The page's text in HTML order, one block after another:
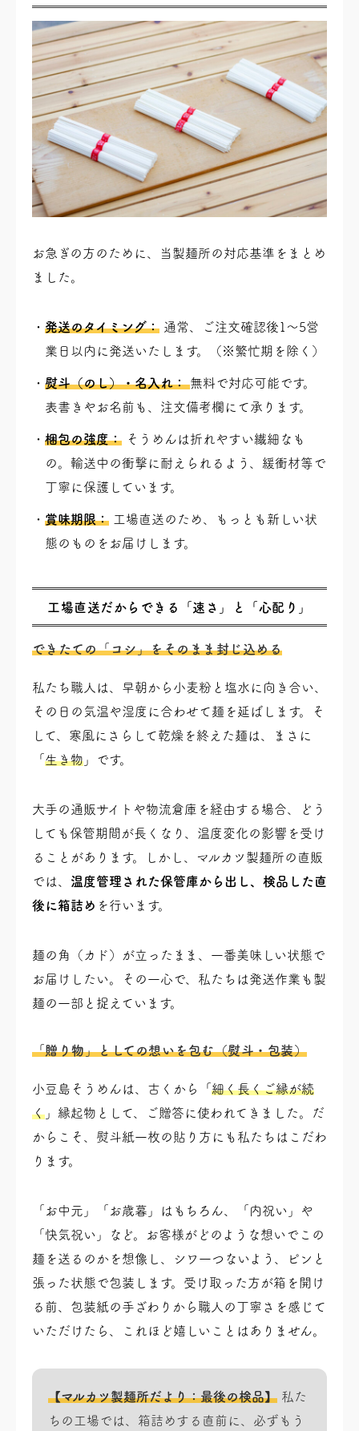
お急ぎの方のために、当製麺所の対応基準をまとめ
ました。
発送のタイミング： 通常、ご注文確認後1〜5営
業日以内に発送いたします。（※繁忙期を除く）
熨斗（のし）・名入れ： 無料で対応可能です。
表書きやお名前も、注文備考欄にて承ります。
梱包の強度： そうめんは折れやすい繊細なも
の。輸送中の衝撃に耐えられるよう、緩衝材等で
丁寧に保護しています。
賞味期限： 工場直送のため、もっとも新しい状
態のものをお届けします。
工場直送だからできる「速さ」と「心配り」
できたての「コシ」をそのまま封じ込める
私たち職人は、早朝から小麦粉と塩水に向き合い、
その日の気温や湿度に合わせて麺を延ばします。そ
して、寒風にさらして乾燥を終えた麺は、まさに
「 生き物 」です。
大手の通販サイトや物流倉庫を経由する場合、どう
しても保管期間が長くなり、温度変化の影響を受け
ることがあります。しかし、マルカツ製麺所の直販
では、 温度管理された保管庫から出し、検品した直
後に箱詰め を行います。
麺の角（カド）が立ったまま、一番美味しい状態で
お届けしたい。その一心で、私たちは発送作業も製
麺の一部と捉えています。
「贈り物」としての想いを包む（熨斗・包装）
小豆島そうめんは、古くから「 細く長くご縁が続
く 」縁起物として、ご贈答に使われてきました。だ
からこそ、熨斗紙一枚の貼り方にも私たちはこだわ
ります。
「お中元」「お歳暮」はもちろん、「内祝い」や
「快気祝い」など。お客様がどのような想いでこの
麺を送るのかを想像し、シワ一つないよう、ピンと
張った状態で包装します。受け取った方が箱を開け
る前、包装紙の手ざわりから職人の丁寧さを感じて
いただけたら、これほど嬉しいことはありません。
【マルカツ製麺所だより：最後の検品】 私た
ちの工場では、箱詰めする直前に、必ずもう